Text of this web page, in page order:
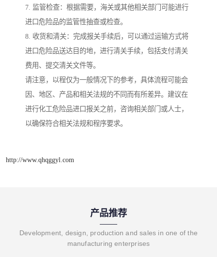
7. 监管检查：根据需要，海关或其他相关部门可能进行
进口危险品的监管性抽查或检查。
8. 收货和清关：完成报关手续后，可以通过运输方式将
进口危险品送达目的地，进行清关手续，包括支付清关
费用、提交清关文件等。
请注意，以程仅为一般情况下的参考，具体流程可能会
因、地区、产品和相关法规的不同而有所差异。建议在
进行化工危险品进口报关之前，咨询相关部门或人士，
以确保符合相关法规和程序要求。
http://www.qhqggyl.com
产品推荐
Development, design, production and sales in one of the
manufacturing enterprises